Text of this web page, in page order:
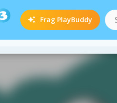
Frag PlayBuddy